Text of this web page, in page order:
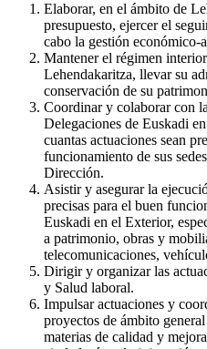
Elaborar, en el ámbito de
presupuesto, ejercer el
cabo la gestión económico-
Mantener el régimen
Lehendakaritza, llevar su
conservación de su
Coordinar y colaborar con
Delegaciones de Euskadi
cuantas actuaciones sean
funcionamiento de sus
Dirección.
Asistir y asegurar la
precisas para el buen
Euskadi en el Exterior,
a patrimonio, obras y
telecomunicaciones,
Dirigir y organizar las
y Salud laboral.
Impulsar actuaciones y
proyectos de ámbito
materias de calidad y